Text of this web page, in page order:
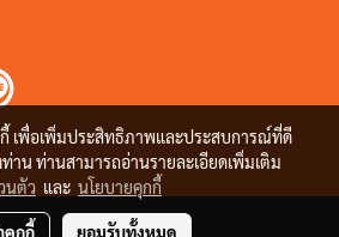
กี้ เพื่อเพิ่มประสิทธิภาพและประสบการณ์ที่ดี
ท่าน ท่านสามารถอ่านรายละเอียดเพิ่มเติม
นตัว และ นโยบายคุกกี้
คุกกี้ ยอมรับทั้งหมด